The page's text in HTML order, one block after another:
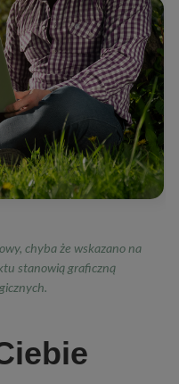
chyba że wskazano na
stanowią graficzną